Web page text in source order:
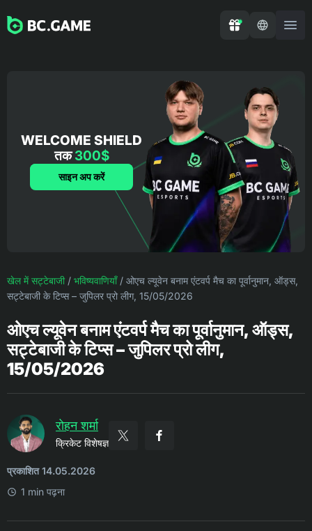
WELCOME SHIELD
तक300$
साइन अप करें
खेल में सट्टेबाजी/ भविष्यवाणियाँ/ ओएच ल्यूवेन बनाम एंटवर्प मैच का पूर्वानुमान, ऑड्स,
सट्टेबाजी के टिप्स – जुपिलर प्रो लीग, 15/05/2026
ओएच ल्यूवेन बनाम एंटवर्प मैच का पूर्वानुमान, ऑड्स,
सट्टेबाजी के टिप्स – जुपिलर प्रो लीग,
15/05/2026
रोहन शर्मा
क्रिकेट विशेषज्ञ
प्रकाशित 14.05.2026
1 min पढ़ना